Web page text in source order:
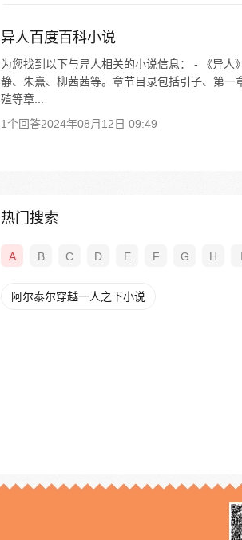
异人百度百科小说
为您找到以下与异人相关的小说信息： - 《异
静、朱熹、柳茜茜等。章节目录包括引子、第
殖等章...
1个回答2024年08月12日 09:49
热门搜索
A B C D E F G H I
阿尔泰尔穿越一人之下小说